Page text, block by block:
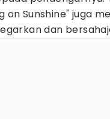
on Sunshine" juga
dan